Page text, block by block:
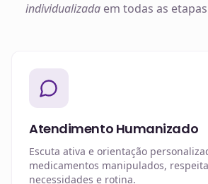
individualizada em todas as
Atendimento Humanizado
Escuta ativa e orientação
medicamentos manipulados,
necessidades e rotina.